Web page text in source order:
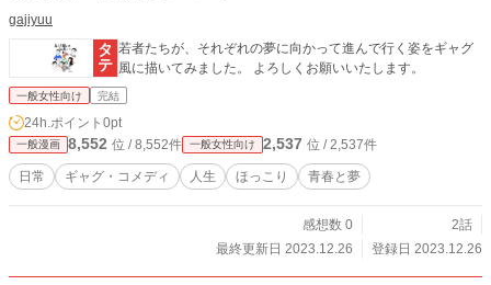
gajiyuu
若者たちが、それぞれの夢に向かって進んで行く姿をギャグ
風に描いてみました。 よろしくお願いいたします。
一般女性向け 完結
24h.ポイント 0pt
一般漫画 8,552 位 / 8,552件 一般女性向け 2,537 位 / 2,537件
日常 ギャグ・コメディ 人生 ほっこり 青春と夢
感想数 0
2話
最終更新日 2023.12.26
登録日 2023.12.26